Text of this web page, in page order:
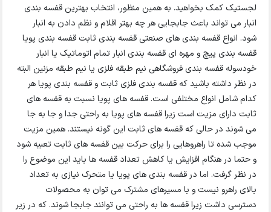
لجستیک کمک بخواهید. به همین منظور، انتخاب بهترین قفسه بندی
انبار می تواند باعث جابجایی هر چه بهتر اقلام و نظم دادن به انبار
شود. انواع قفسه بندی های صنعتی قفسه بندی ثابت قفسه بندی پویا
قفسه بندی پیچ و مهره ای قفسه بندی انبار تمام اتوماتیک یا انبار
خودسوله قفسه بندی فروشگاهی نیم طبقه فلزی یا نیم طبقه مزنین البته
در نظر داشته باشید که قفسه بندی فلزی ثابت و قفسه بندی پویا هر
کدام شامل انواع مختلفی است. قفسه های پویا نسبت به قفسه های
ثابت دارای مزیت است زیرا قفسه های پویا به راحتی جدا و جا به جا
می شوند در حالی که قفسه های ثابت این گونه نیستند. همین مزیت
موجب شده تا راهروهایی را برای حرکت بین قفسه های ثابت تعبیه شود
و حتما در هنگام افزایش یا کاهش تعداد قفسه ها باید این موضوع را
در نظر گرفت. اما در قفسه بندی های پویا یا متحرک نیازی به تعداد
بالای راهرو نیست و با مسیرهای مشترک می توان به محصولات
دسترسی داشت زیرا قفسه ها به راحتی می توانند جابجا شوند. که در زیر